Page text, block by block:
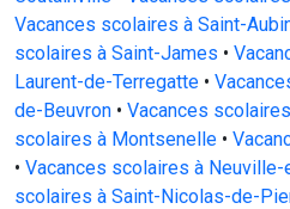
Vacances scolaires à Saint-
scolaires à Saint-James •
Laurent-de-Terregatte •
de-Beuvron • Vacances
scolaires à Montsenelle •
• Vacances scolaires à Neuville-
scolaires à Saint-Nicolas-de-